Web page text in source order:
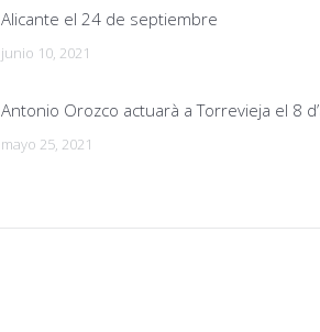
Alicante el 24 de septiembre
junio 10, 2021
Antonio Orozco actuarà a Torrevieja el 8
mayo 25, 2021